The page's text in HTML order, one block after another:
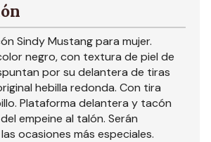
Sindy Mustang para mujer.
negro, con textura de piel de
por su delantera de tiras
hebilla redonda. Con tira
Plataforma delantera y tacón
empeine al talón. Serán
ocasiones más especiales.